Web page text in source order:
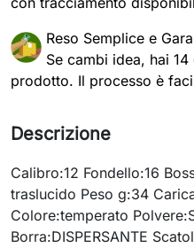
Reso Semplice e
Se cambi idea, hai
prodotto. Il processo è
Descrizione
Calibro:12 Fondello:16
traslucido Peso g:34
Colore:temperato
Borra:DISPERSANTE